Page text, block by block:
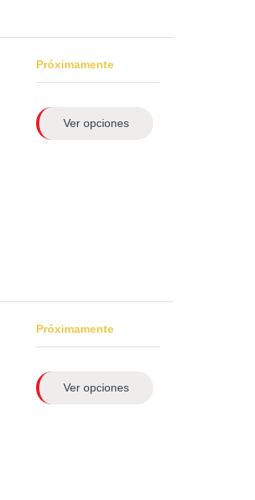
Próximamente
Ver opciones
Próximamente
Ver opciones